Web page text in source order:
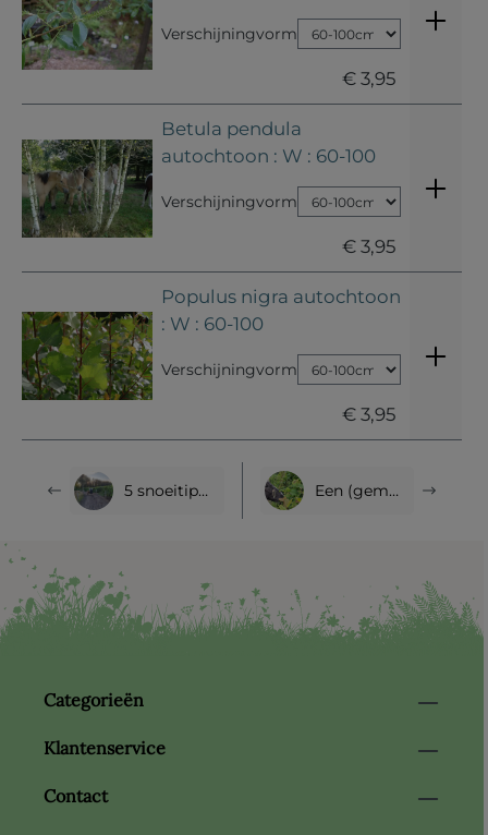
Verschijningvorm
€ 3,95
Betula pendula
autochtoon : W : 60-100
Verschijningvorm
€ 3,95
Populus nigra autochtoon
: W : 60-100
Verschijningvorm
€ 3,95
5 snoeitips voor een gezonde paardenhaag waar je paarden én de natuur van profiteren Een (gemengde) paardenhaag is als een lopend buffet voor je paard.
Categorieën
Klantenservice
Contact